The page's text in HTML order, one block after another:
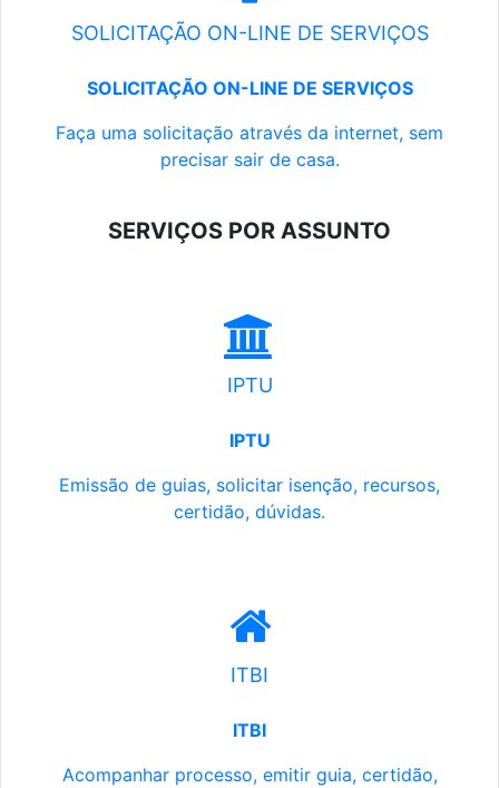
SOLICITAÇÃO ON-LINE DE SERVIÇOS
SOLICITAÇÃO ON-LINE DE SERVIÇOS
Faça uma solicitação através da internet, sem
precisar sair de casa.
SERVIÇOS POR ASSUNTO
IPTU
IPTU
Emissão de guias, solicitar isenção, recursos,
certidão, dúvidas.
ITBI
ITBI
Acompanhar processo, emitir guia, certidão,